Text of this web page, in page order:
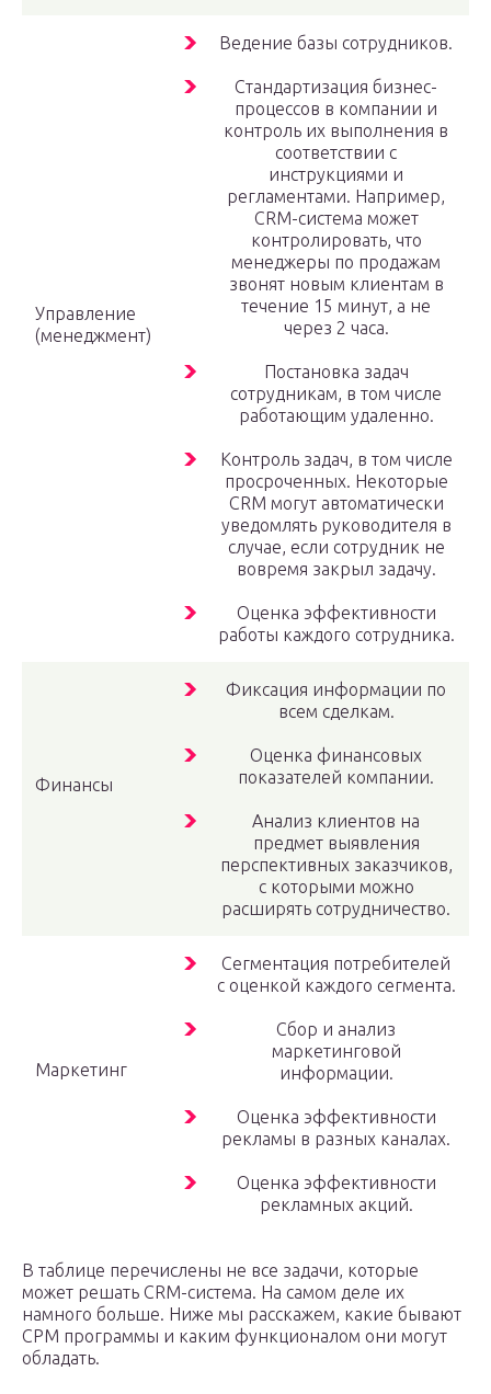
Управление
(менеджмент)
Ведение базы сотрудников.
Стандартизация бизнес-
процессов в компании и
контроль их выполнения в
соответствии с
инструкциями и
регламентами. Например,
CRM-система может
контролировать, что
менеджеры по продажам
звонят новым клиентам в
течение 15 минут, а не
через 2 часа.
Постановка задач
сотрудникам, в том числе
работающим удаленно.
Контроль задач, в том числе
просроченных. Некоторые
CRM могут автоматически
уведомлять руководителя в
случае, если сотрудник не
вовремя закрыл задачу.
Оценка эффективности
работы каждого сотрудника.
Финансы
Фиксация информации по
всем сделкам.
Оценка финансовых
показателей компании.
Анализ клиентов на
предмет выявления
перспективных заказчиков,
с которыми можно
расширять сотрудничество.
Маркетинг
Сегментация потребителей
с оценкой каждого сегмента.
Сбор и анализ
маркетинговой
информации.
Оценка эффективности
рекламы в разных каналах.
Оценка эффективности
рекламных акций.
В таблице перечислены не все задачи, которые
может решать CRM-система. На самом деле их
намного больше. Ниже мы расскажем, какие бывают
СРМ программы и каким функционалом они могут
обладать.